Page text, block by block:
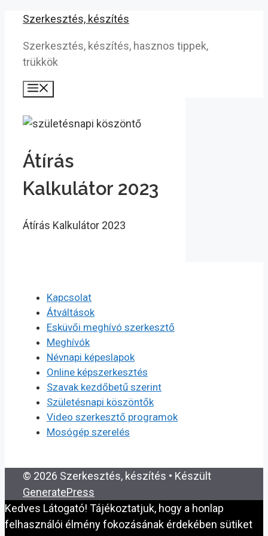
Kilépés
tartalomba
Szerkesztés, készítés
Szerkesztés, készítés, hasznos tippek,
trükkök
Átírás
Kalkulátor 2023
Átírás Kalkulátor 2023
Kapcsolat
Átváltások
Esküvői meghívó szerkesztő
Meghívók
Névnapi képeslapok
Online képszerkesztés
Szavak kezdőbetű szerint
Születésnapi köszöntők
Video szerkesztő programok
Mosógép szerelés
© 2026 Szerkesztés, készítés • Készült
GeneratePress
Kedves Látogató! Tájékoztatjuk, hogy a honlap
felhasználói élmény fokozásának érdekében sütiket